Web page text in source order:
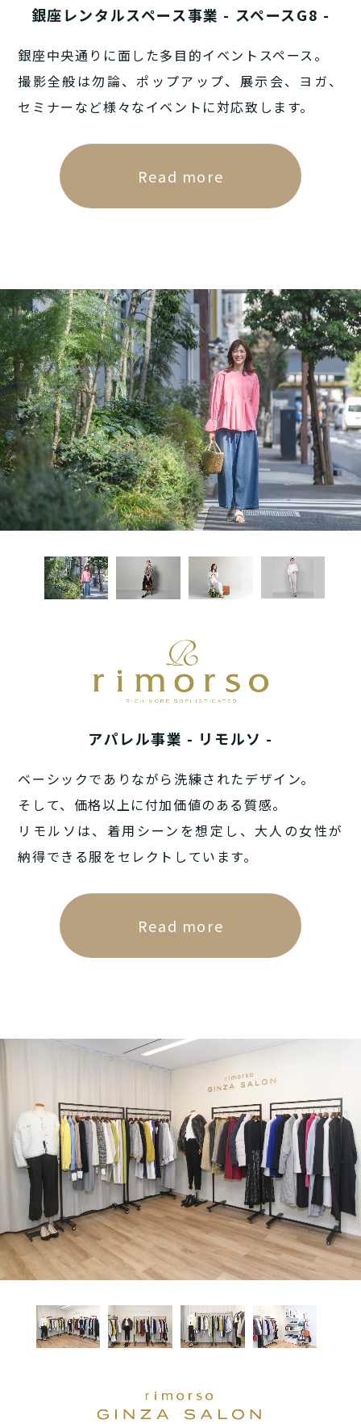
銀座レンタルスペース事業 - スペースG8 -
銀座中央通りに面した多目的イベントスペース。
撮影全般は勿論、ポップアップ、展示会、ヨガ、
セミナーなど様々なイベントに対応致します。
Read more
アパレル事業 - リモルソ -
ベーシックでありながら洗練されたデザイン。
そして、価格以上に付加価値のある質感。
リモルソは、着用シーンを想定し、 大人の女性が
納得できる服をセレクトしています。
Read more